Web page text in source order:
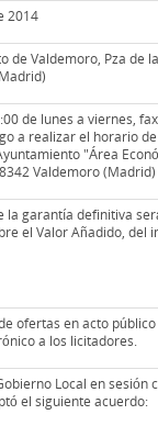
2014
de Valdemoro, Pza de
de lunes a viernes,
a realizar el horario
"Área
Valdemoro (Madrid)
la garantía definitiva
el Valor Añadido, del
ofertas en acto
a los licitadores.
Local en
el siguiente acuerdo: